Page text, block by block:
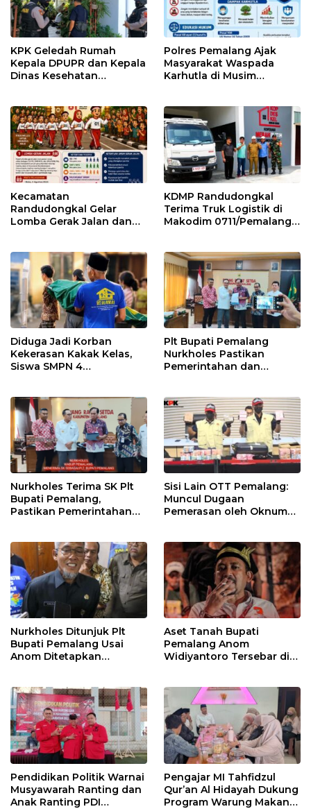
KPK Geledah Rumah
Kepala DPUPR dan Kepala
Dinas Kesehatan
Polres Pemalang Ajak
Masyarakat Waspada
Karhutla di Musim
Kecamatan
Randudongkal Gelar
Lomba Gerak Jalan dan
KDMP Randudongkal
Terima Truk Logistik di
Makodim 0711/Pemalang
Diduga Jadi Korban
Kekerasan Kakak Kelas,
Siswa SMPN 4
Plt Bupati Pemalang
Nurkholes Pastikan
Pemerintahan dan
Nurkholes Terima SK Plt
Bupati Pemalang,
Pastikan Pemerintahan
Sisi Lain OTT Pemalang:
Muncul Dugaan
Pemerasan oleh Oknum
Nurkholes Ditunjuk Plt
Bupati Pemalang Usai
Anom Ditetapkan
Aset Tanah Bupati
Pemalang Anom
Widiyantoro Tersebar di
Pendidikan Politik Warnai
Musyawarah Ranting dan
Anak Ranting PDI
Pengajar MI Tahfidzul
Qur’an Al Hidayah Dukung
Program Warung Makan